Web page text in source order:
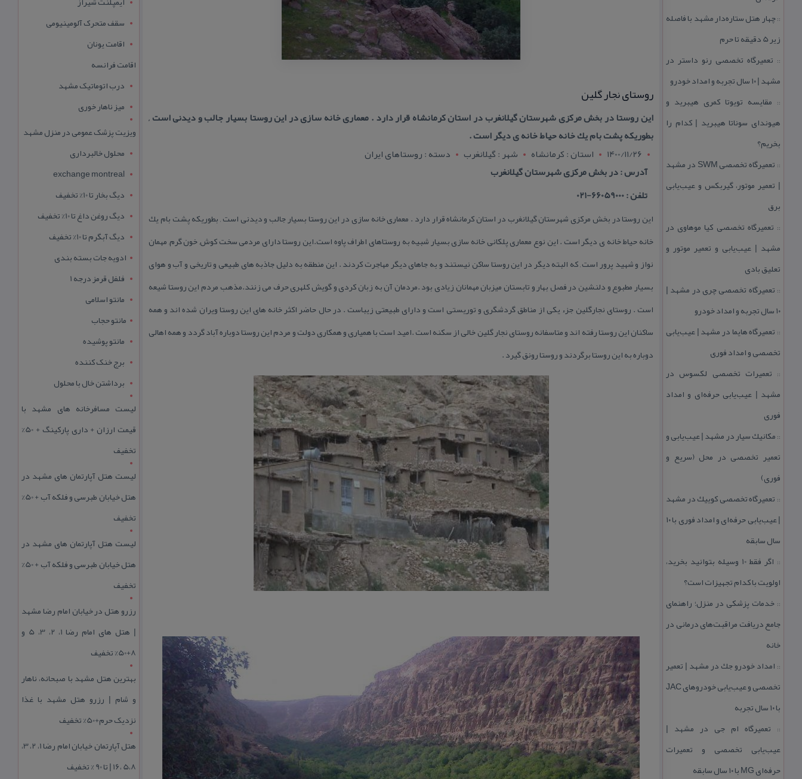
::چهار هتل‌ ستاره‌دار مشهد با فاصله
زیر 5 دقیقه تا حرم
:: تعمیرگاه تخصصی رنو داستر در
مشهد | ۱۰ سال تجربه و امداد خودرو
:: مقایسه تویوتا كمری هیبرید و
هیوندای سوناتا هیبرید | كدام را
بخریم؟
::
تعمیرگاه تخصصی SWM در مشهد
| تعمیر موتور، گیربكس و عیب‌یابی
برق
:: تعمیرگاه تخصصی كیا موهاوی در
مشهد | عیب‌یابی و تعمیر موتور و
تعلیق بادی
:: تعمیرگاه تخصصی چری در مشهد |
۱۰ سال تجربه و امداد خودرو
:: تعمیرگاه هایما در مشهد | عیب‌یابی
تخصصی و امداد فوری
:: تعمیرات تخصصی لكسوس در
مشهد | عیب‌یابی حرفه‌ای و امداد
فوری
:: مكانیك سیار در مشهد | عیب‌یابی و
تعمیر تخصصی در محل (سریع و
فوری)
:: تعمیرگاه تخصصی كوییك در مشهد
| عیب‌یابی حرفه‌ای و امداد فوری با ۱۰
سال سابقه
::
اگر فقط 10 وسیله بتوانید بخرید،
اولویت با كدام تجهیزات است؟
:: خدمات پزشكی در منزل؛ راهنمای
جامع دریافت مراقبت‌های درمانی در
خانه
:: امداد خودرو جك در مشهد | تعمیر
تخصصی و عیب‌یابی خودروهای JAC
با ۱۰ سال تجربه
:: تعمیرگاه ام جی در مشهد |
عیب‌یابی تخصصی و تعمیرات
حرفه‌ای MG با ۱۰ سال سابقه
روستای نجار گلین
این روستا در بخش مركزی شهرستان گیلانغرب در استان كرمانشاه قرار دارد . معماری خانه سازی در این روستا بسیار جالب و دیدنی است ,
بطوریكه پشت بام یك خانه حیاط خانه ی دیگر است .
1400/11/26
استان : کرمانشاه شهر : گيلانغرب
دسته : روستاهای ایران
آدرس : در بخش مركزی شهرستان گیلانغرب
تلفن : 66059000-021
این روستا در بخش مركزی شهرستان گیلانغرب در استان كرمانشاه قرار دارد . معماری خانه سازی در این روستا بسیار جالب و دیدنی است , بطوریكه پشت بام یك
خانه حیاط خانه ی دیگر است . این نوع معماری پلكانی خانه سازی بسیار شبیه به روستاهای اطراف پاوه است.این روستا دارای مردمی سخت كوش, خون گرم, مهمان
نواز و شهید پرور است , كه البته دیگر در این روستا ساكن نیستند و به جاهای دیگر مهاجرت كردند . این منطقه به دلیل جاذبه های طبیعی و تاریخی و آب و هوای
بسیار مطبوع و دلنشین در فصل بهار و تابستان میزبان مهمانان زیادی بود .مردمان آن به زبان كردی و گویش كلهری حرف می زنند.مذهب مردم این روستا شیعه
است . روستای نجارگلین جزء یكی از مناطق گردشگری و توریستی است و دارای طبیعتی زیباست . در حال حاضر اكثر خانه های این روستا ویران شده اند و همه
ساكنان این روستا رفته اند و متاسفانه روستای نجار گلین خالی از سكنه است .امید است با همیاری و همكاری دولت و مردم این روستا دوباره آباد گردد و همه اهالی
دوباره به این روستا برگردند و روستا رونق گیرد .
سقف متحرک آلومینیومی
اقامت یونان
اقامت فرانسه
درب اتوماتیک مشهد
میز ناهار خوری
ویزیت پزشک عمومی در منزل مشهد
محلول خالبرداری
exchange montreal
دیگ بخار تا 10% تخفیف
دیگ روغن داغ تا 10% تخفیف
دیگ آبگرم تا 10% تخفیف
ادویه جات بسته بندی
فلفل قرمز درجه 1
مانتو اسلامی
مانتو حجاب
مانتو پوشیده
برج خنک کننده
برداشتن خال با محلول
لیست مسافرخانه های مشهد با
قیمت ارزان + داری پارکینگ + 50%
تخفیف
لیست هتل آپارتمان های مشهد در
هتل خیابان طبرسی و فلکه آب + 50%
تخفیف
لیست هتل آپارتمان های مشهد در
هتل خیابان طبرسی و فلکه آب + 50%
تخفیف
رزرو هتل در خیابان امام رضا مشهد
| هتل‌ های امام رضا 1، 2، 3، 5 و
8+50% تخفیف
بهترین هتل مشهد با صبحانه، ناهار
و شام | رزرو هتل مشهد با غذا
نزدیک حرم+50% تخفیف
هتل آپارتمان خیابان امام رضا 1، 2، 3،
5،8 ،16 | تا 90 % تخفیف